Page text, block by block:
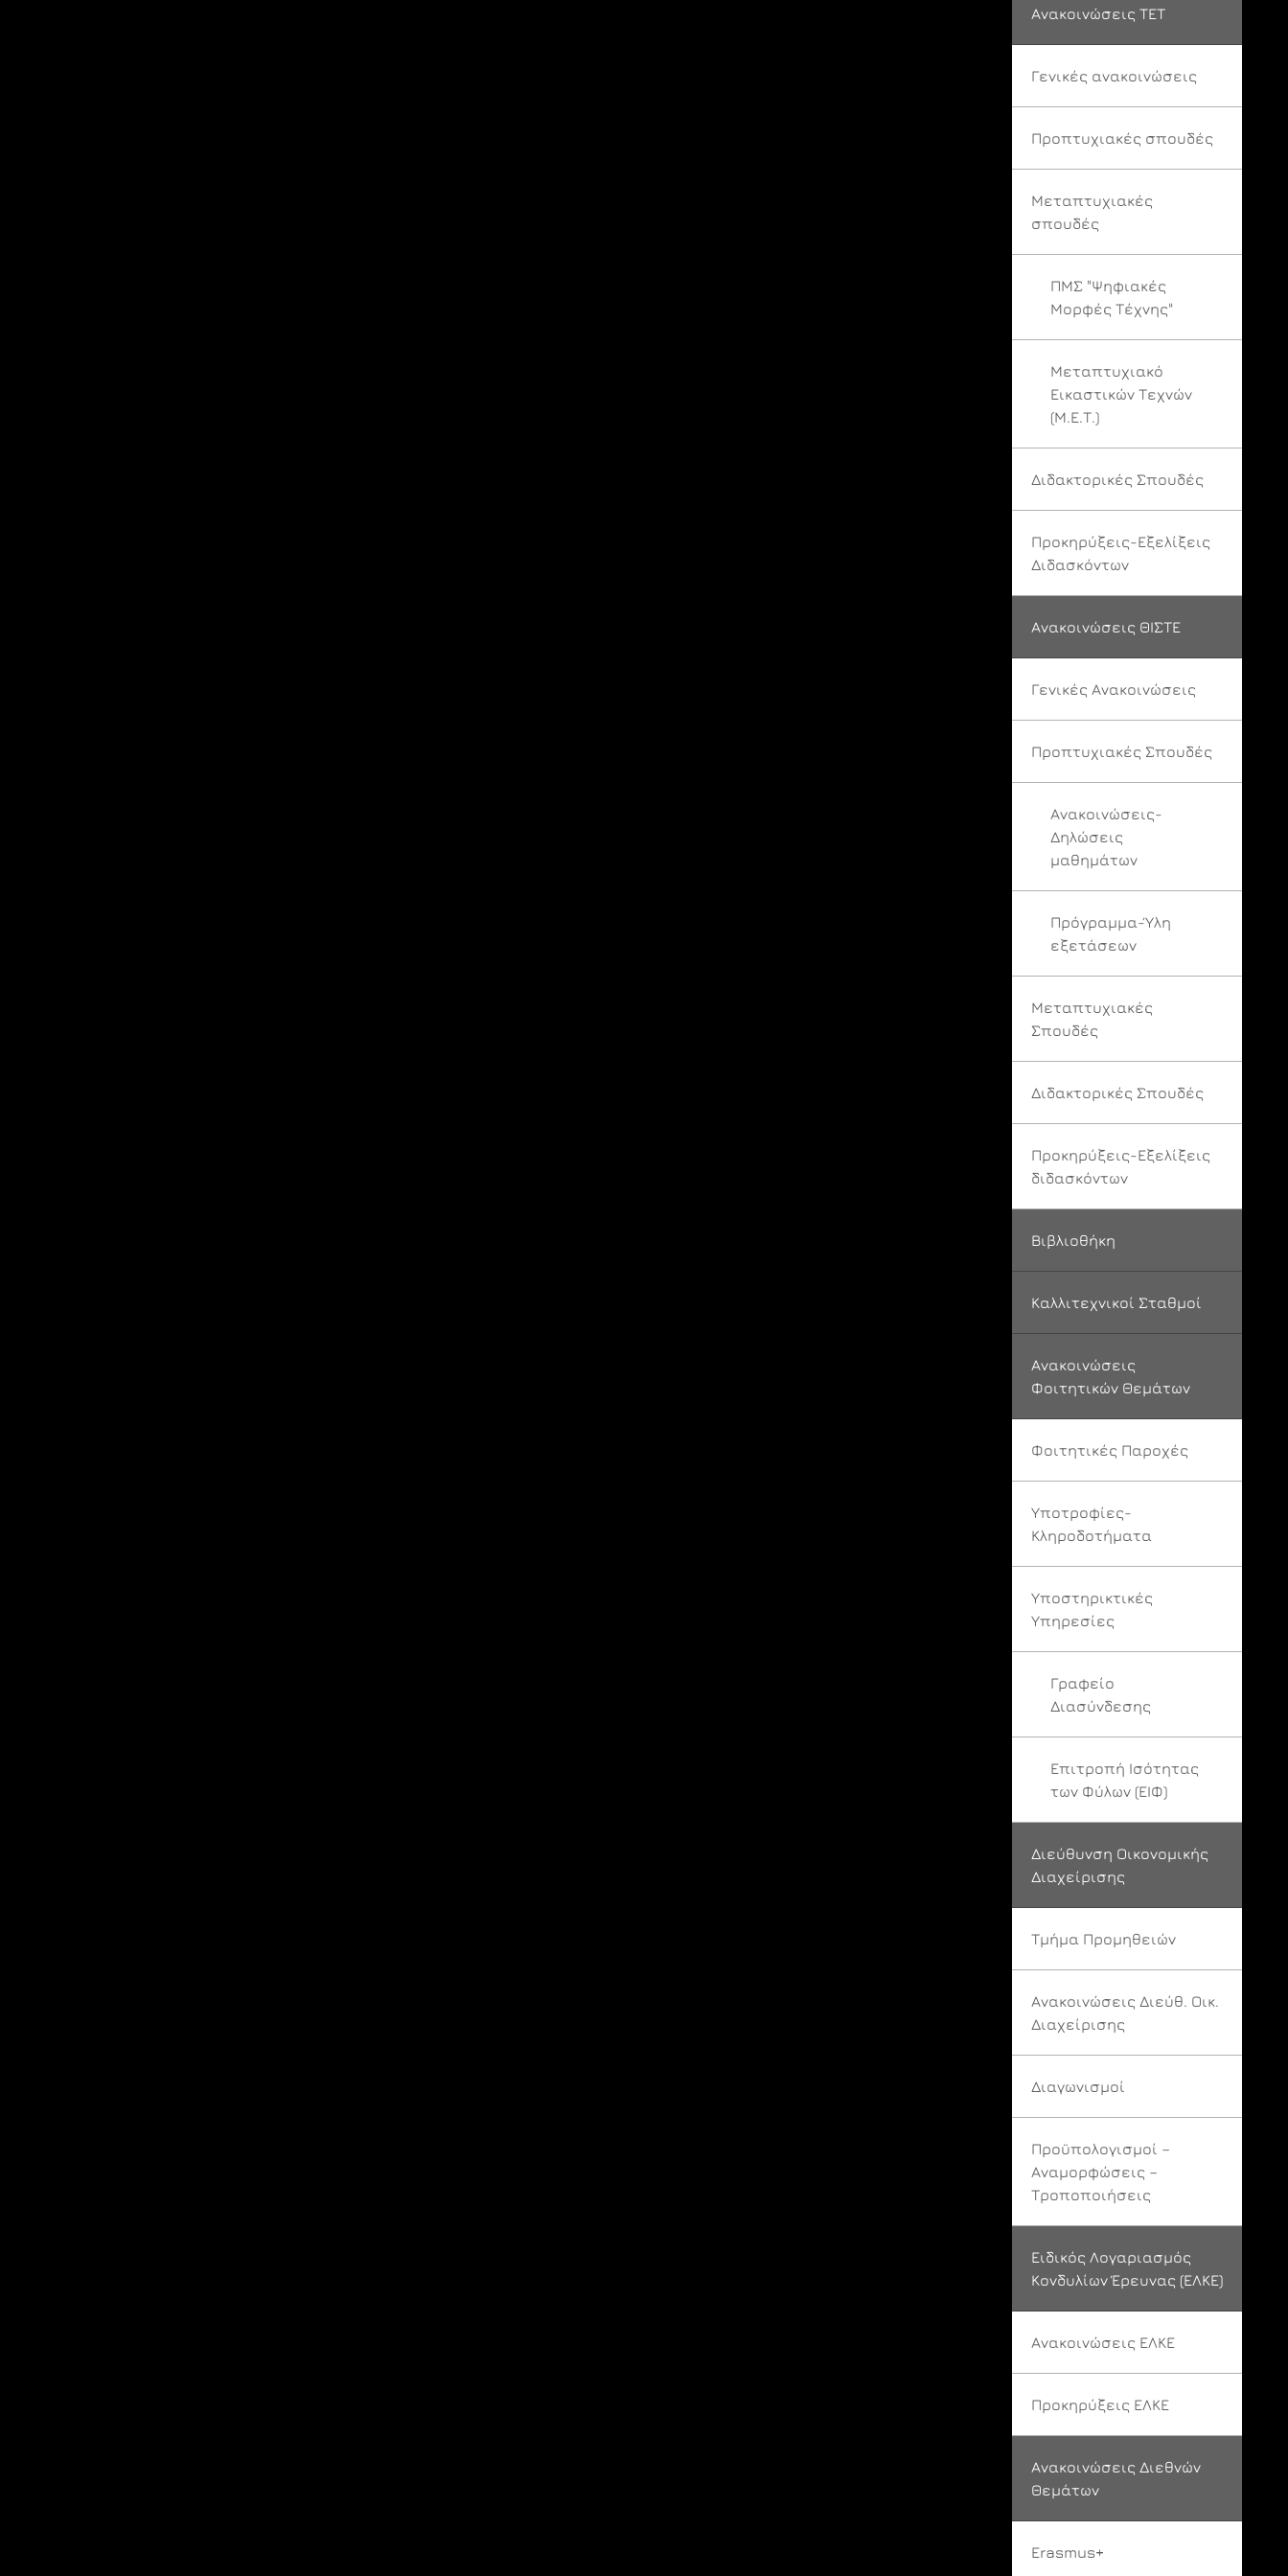
Ανακοινώσεις ΤΕΤ
Γενικές ανακοινώσεις
Προπτυχιακές σπουδές
Μεταπτυχιακές
σπουδές
ΠΜΣ "Ψηφιακές
Μορφές Τέχνης"
Μεταπτυχιακό
Εικαστικών Τεχνών
(Μ.Ε.Τ.)
Διδακτορικές Σπουδές
Προκηρύξεις-Εξελίξεις
Διδασκόντων
Ανακοινώσεις ΘΙΣΤΕ
Γενικές Ανακοινώσεις
Προπτυχιακές Σπουδές
Ανακοινώσεις-
Δηλώσεις
μαθημάτων
Πρόγραμμα-Ύλη
εξετάσεων
Μεταπτυχιακές
Σπουδές
Διδακτορικές Σπουδές
Προκηρύξεις-Εξελίξεις
διδασκόντων
Βιβλιοθήκη
Καλλιτεχνικοί Σταθμοί
Ανακοινώσεις
Φοιτητικών Θεμάτων
Φοιτητικές Παροχές
Υποτροφίες-
Κληροδοτήματα
Υποστηρικτικές
Υπηρεσίες
Γραφείο
Διασύνδεσης
Επιτροπή Ισότητας
των Φύλων (ΕΙΦ)
Διεύθυνση Οικονομικής
Διαχείρισης
Τμήμα Προμηθειών
Ανακοινώσεις Διεύθ. Οικ.
Διαχείρισης
Διαγωνισμοί
Προϋπολογισμοί –
Αναμορφώσεις –
Τροποποιήσεις
Ειδικός Λογαριασμός
Κονδυλίων Έρευνας (ΕΛΚΕ)
Ανακοινώσεις ΕΛΚΕ
Προκηρύξεις ΕΛΚΕ
Ανακοινώσεις Διεθνών
Θεμάτων
Erasmus+